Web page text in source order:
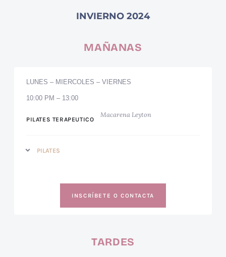
INVIERNO 2024
MAÑANAS
LUNES – MIERCOLES – VIERNES
10:00 PM – 13:00
PILATES TERAPEUTICO
Macarena Leyton
PILATES
INSCRÍBETE O CONTACTA
TARDES